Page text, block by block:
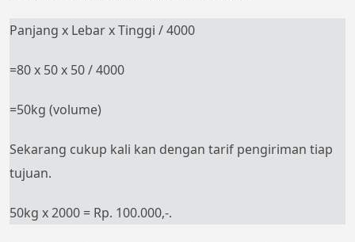
Panjang x Lebar x Tinggi / 4000
=80 x 50 x 50 / 4000
=50kg (volume)
Sekarang cukup kali kan dengan tarif pengiriman tiap
tujuan.
50kg x 2000 = Rp. 100.000,-.